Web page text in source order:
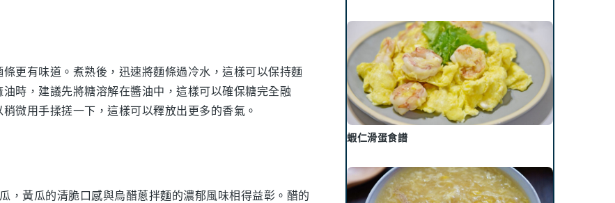
更有味道。煮熟後，迅速將麵條過冷水，這樣可以保持麵
油時，建議先將糖溶解在醬油中，這樣可以確保糖完全融
稍微用手揉搓一下，這樣可以釋放出更多的香氣。
， 黃瓜的清脆口感與烏醋蔥拌麵的濃郁風味相得益彰。 醋的
蝦仁滑蛋食譜